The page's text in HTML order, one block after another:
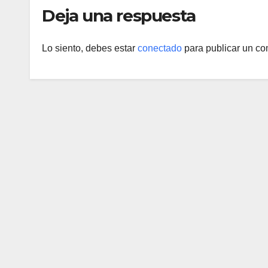
Deja una respuesta
Lo siento, debes estar conectado para publicar un